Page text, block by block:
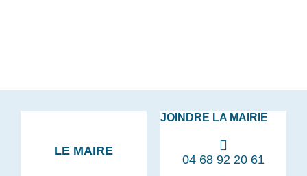
LE MAIRE
JOINDRE LA MAIRIE
04 68 92 20 61